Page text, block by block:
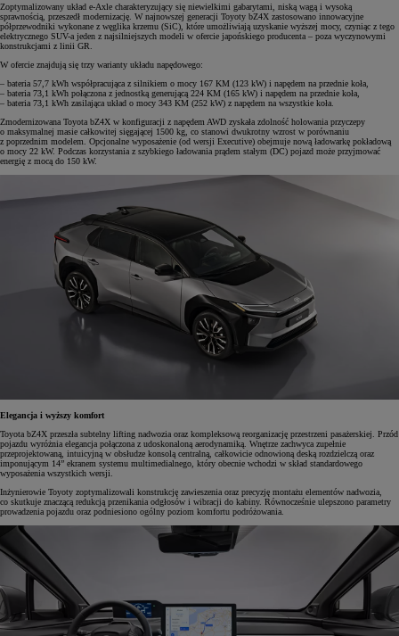
Zoptymalizowany układ e-Axle charakteryzujący się niewielkimi gabarytami, niską wagą i wysoką
sprawnością, przeszedł modernizację. W najnowszej generacji Toyoty bZ4X zastosowano innowacyjne
półprzewodniki wykonane z węglika krzemu (SiC), które umożliwiają uzyskanie wyższej mocy, czyniąc z tego
elektrycznego SUV-a jeden z najsilniejszych modeli w ofercie japońskiego producenta – poza wyczynowymi
konstrukcjami z linii GR.
W ofercie znajdują się trzy warianty układu napędowego:
– bateria 57,7 kWh współpracująca z silnikiem o mocy 167 KM (123 kW) i napędem na przednie koła,
– bateria 73,1 kWh połączona z jednostką generującą 224 KM (165 kW) i napędem na przednie koła,
– bateria 73,1 kWh zasilająca układ o mocy 343 KM (252 kW) z napędem na wszystkie koła.
Zmodernizowana Toyota bZ4X w konfiguracji z napędem AWD zyskała zdolność holowania przyczepy
o maksymalnej masie całkowitej sięgającej 1500 kg, co stanowi dwukrotny wzrost w porównaniu
z poprzednim modelem. Opcjonalne wyposażenie (od wersji Executive) obejmuje nową ładowarkę pokładową
o mocy 22 kW. Podczas korzystania z szybkiego ładowania prądem stałym (DC) pojazd może przyjmować
energię z mocą do 150 kW.
Elegancja i wyższy komfort
Toyota bZ4X przeszła subtelny lifting nadwozia oraz kompleksową reorganizację przestrzeni pasażerskiej. Przód
pojazdu wyróżnia elegancja połączona z udoskonaloną aerodynamiką. Wnętrze zachwyca zupełnie
przeprojektowaną, intuicyjną w obsłudze konsolą centralną, całkowicie odnowioną deską rozdzielczą oraz
imponującym 14” ekranem systemu multimedialnego, który obecnie wchodzi w skład standardowego
wyposażenia wszystkich wersji.
Inżynierowie Toyoty zoptymalizowali konstrukcję zawieszenia oraz precyzję montażu elementów nadwozia,
co skutkuje znaczącą redukcją przenikania odgłosów i wibracji do kabiny. Równocześnie ulepszono parametry
prowadzenia pojazdu oraz podniesiono ogólny poziom komfortu podróżowania.